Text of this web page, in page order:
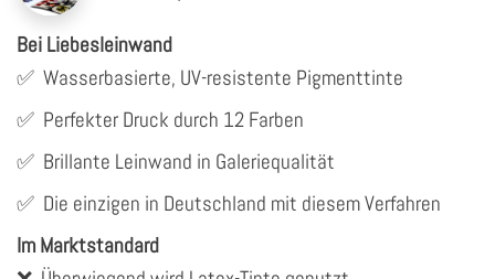
Bei Liebesleinwand
✅ Wasserbasierte, UV-resistente Pigmenttinte
✅ Perfekter Druck durch 12 Farben
✅ Brillante Leinwand in Galeriequalität
✅ Die einzigen in Deutschland mit diesem Verfahren
Im Marktstandard